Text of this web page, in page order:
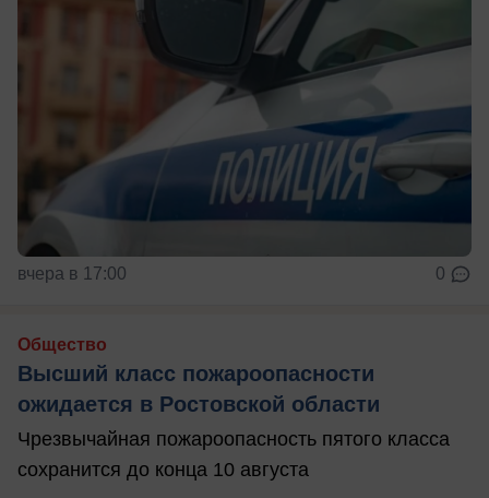
вчера в 17:00 0
Общество
Высший класс пожароопасности
ожидается в Ростовской области
Чрезвычайная пожароопасность пятого класса
сохранится до конца 10 августа